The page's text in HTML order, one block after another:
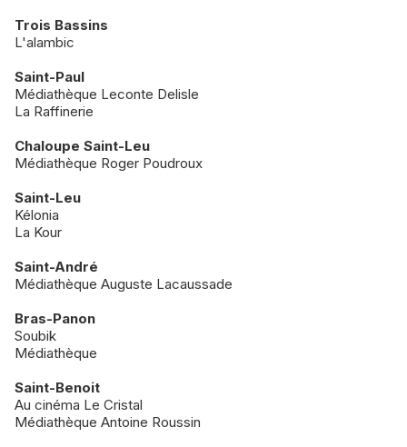
Trois Bassins
L'alambic
Saint-Paul
Médiathèque Leconte Delisle
La Raffinerie
Chaloupe Saint-Leu
Médiathèque Roger Poudroux
Saint-Leu
Kélonia
La Kour
Saint-André
Médiathèque Auguste Lacaussade
Bras-Panon
Soubik
Médiathèque
Saint-Benoit
Au cinéma Le Cristal
Médiathèque Antoine Roussin